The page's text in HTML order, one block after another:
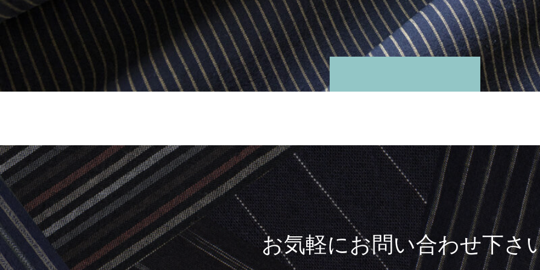
お気軽にお問い合わせ下さ